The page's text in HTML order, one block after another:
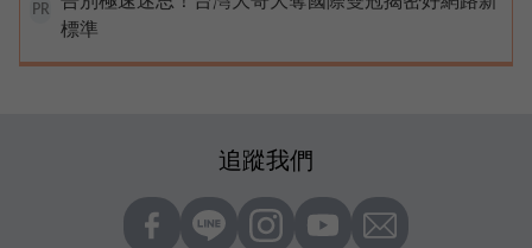
PR
標準
追蹤我們